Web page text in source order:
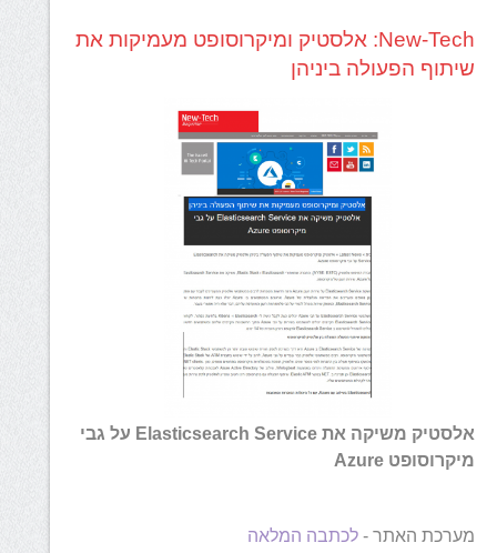
New-Tech: אלסטיק ומיקרוסופט מעמיקות את
שיתוף הפעולה ביניהן
אלסטיק משיקה את Elasticsearch Service על גבי
מיקרוסופט Azure
מערכת האתר - לכתבה המלאה